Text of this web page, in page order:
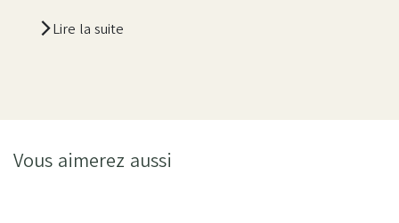
Lire la suite
Vous aimerez aussi